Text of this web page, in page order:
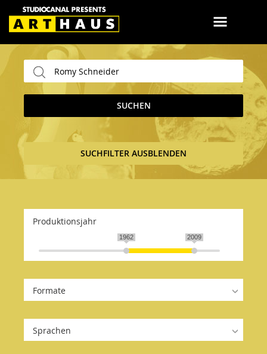
SUCHEN
SUCHFILTER AUSBLENDEN
Produktionsjahr
1962 2009
Formate
Sprachen